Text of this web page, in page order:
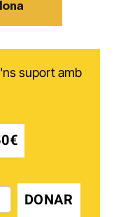
suport amb
DONAR